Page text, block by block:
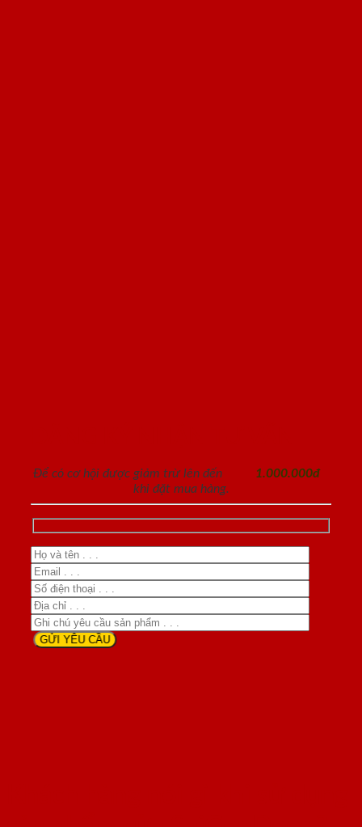
Để có cơ hội được giảm trừ lên đến
1.000.000đ
khi đặt mua hàng.